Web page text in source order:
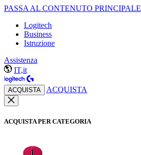
PASSA AL CONTENUTO PRINCIPALE
Logitech
Business
Istruzione
Assistenza
IT,it
ACQUISTA ACQUISTA
ACQUISTA PER CATEGORIA